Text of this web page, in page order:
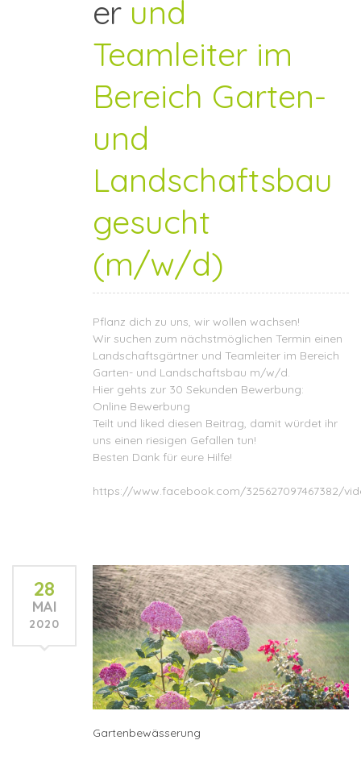
erund
Teamleiter im
Bereich Garten-
und
Landschaftsbau
gesucht
(m/w/d)
Pflanz dich zu uns, wir wollen wachsen!
Wir suchen zum nächstmöglichen Termin einen
Landschaftsgärtner und Teamleiter im Bereich
Garten- und Landschaftsbau m/w/d.
Hier gehts zur 30 Sekunden Bewerbung:
Online Bewerbung
Teilt und liked diesen Beitrag, damit würdet ihr
uns einen riesigen Gefallen tun!
Besten Dank für eure Hilfe!
https://www.facebook.com/325627097467382/
28
MAI
2020
Gartenbewässerung